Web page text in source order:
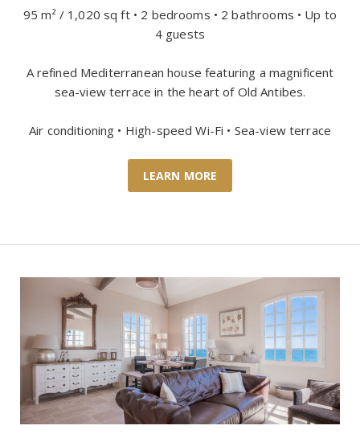
95 m² / 1,020 sq ft • 2 bedrooms • 2 bathrooms • Up to
4 guests
A refined Mediterranean house featuring a magnificent
sea-view terrace in the heart of Old Antibes.
Air conditioning • High-speed Wi-Fi • Sea-view terrace
LEARN MORE